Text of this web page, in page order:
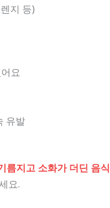
지 등)
요
유발
름지고 소화가 더딘 음식
요.